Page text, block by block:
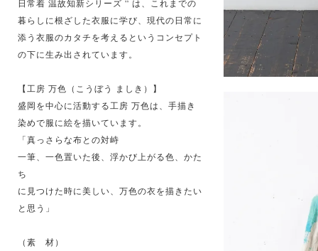
日常着 温故知新シリーズ ” は、これまでの
暮らしに根ざした衣服に学び、現代の日常に
添う衣服のカタチを考えるというコンセプト
の下に生み出されています。
【工房 万色（こうぼう ましき）】
盛岡を中心に活動する工房 万色は、手描き
染めで服に絵を描いています。
「真っさらな布との対峙
一筆、一色置いた後、浮かび上がる色、かた
ち
に見つけた時に美しい、万色の衣を描きたい
と思う」
（素 材）